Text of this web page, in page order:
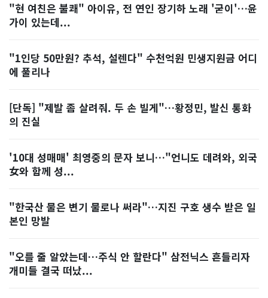
"현 여친은 불쾌" 아이유, 전 연인 장기하 노래 '굳이'…윤
가이 있는데...
"1인당 50만원? 추석, 설렌다" 수천억원 민생지원금 어디
에 풀리나
[단독] "제발 좀 살려줘. 두 손 빌게"…황정민, 발신 통화
의 진실
'10대 성매매' 최영중의 문자 보니…"언니도 데려와, 외국
女와 함께 성...
"한국산 물은 변기 물로나 써라"…지진 구호 생수 받은 일
본인 망발
"오를 줄 알았는데…주식 안 할란다" 삼전닉스 흔들리자
개미들 결국 떠났...